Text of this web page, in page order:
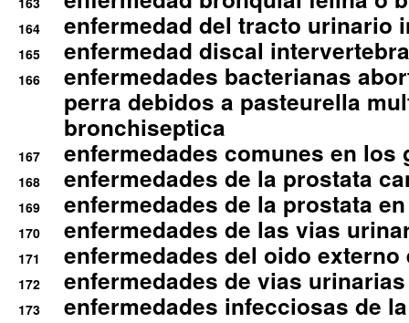
164 enfermedad del tracto urinario
165 enfermedad discal
166
enfermedades bacterianas
perra debidos a pasteurella
bronchiseptica
167 enfermedades comunes en los
168 enfermedades de la prostata
169 enfermedades de la prostata
170 enfermedades de las vias
171 enfermedades del oido
172 enfermedades de vias
173 enfermedades infecciosas de